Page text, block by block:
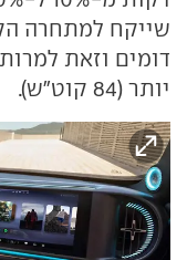
שייקח למתחרה
דומים וזאת
יותר (84 קוט"ש).